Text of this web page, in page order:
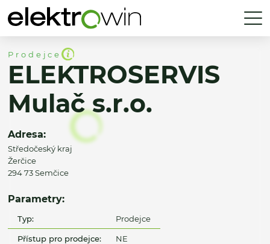
Prodejce
ELEKTROSERVIS
Mulač s.r.o.
Adresa:
Středočeský kraj
Žerčice
294 73 Semčice
Parametry:
Typ: Prodejce
Přístup pro prodejce: NE